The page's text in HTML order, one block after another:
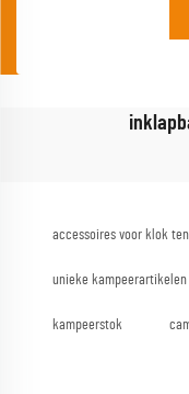
accessoires voor klok
unieke kampeerartikelen
kampeerstok